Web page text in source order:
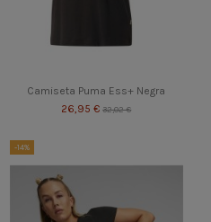
Camiseta Puma Ess+ Negra
26,95 €32,02 €
-14%